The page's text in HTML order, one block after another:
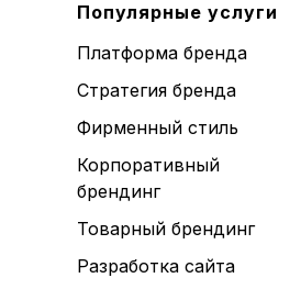
Популярные услуги
Платформа бренда
Стратегия бренда
Фирменный стиль
Корпоративный
брендинг
Товарный брендинг
Разработка сайта